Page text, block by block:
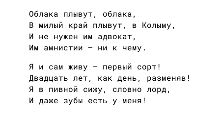
Облака плывут, облака,
В милый край плывут, в Колыму,
И не нужен им адвокат,
Им амнистии — ни к чему.
Я и сам живу — первый сорт!
Двадцать лет, как день, разменяв!
Я в пивной сижу, словно лорд,
И даже зубы есть у меня!